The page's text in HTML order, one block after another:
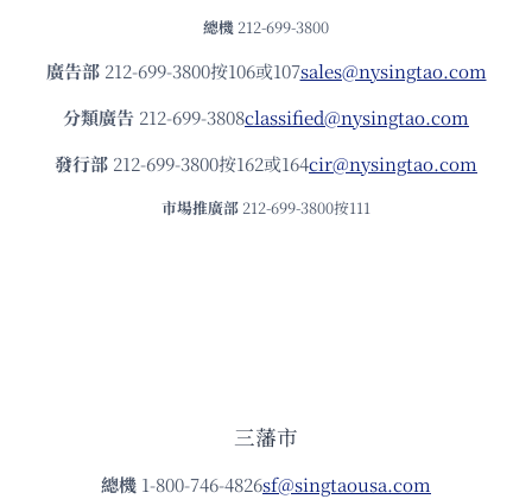
總機 212-699-3800
廣告部212-699-3800按106或107sales@nysingtao.com
分類廣告 212-699-3808classified@nysingtao.com
發⾏部 212-699-3800按162或164cir@nysingtao.com
市場推廣部 212-699-3800按111
三藩市
總機 1-800-746-4826sf@singtaousa.com